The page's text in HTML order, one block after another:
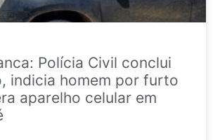
Polícia Civil conclui
indicia homem por furto
aparelho celular em